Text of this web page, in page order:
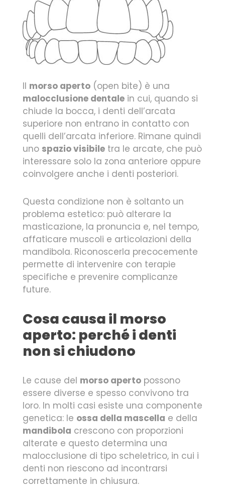
Il morso aperto (open bite) è una
malocclusione dentale in cui, quando si
chiude la bocca, i denti dell’arcata
superiore non entrano in contatto con
quelli dell’arcata inferiore. Rimane quindi
uno spazio visibile tra le arcate, che può
interessare solo la zona anteriore oppure
coinvolgere anche i denti posteriori.
Questa condizione non è soltanto un
problema estetico: può alterare la
masticazione, la pronuncia e, nel tempo,
affaticare muscoli e articolazioni della
mandibola. Riconoscerla precocemente
permette di intervenire con terapie
specifiche e prevenire complicanze
future.
Cosa causa il morso
aperto: perché i denti
non si chiudono
Le cause del morso aperto possono
essere diverse e spesso convivono tra
loro. In molti casi esiste una componente
genetica: le ossa della mascella e della
mandibola crescono con proporzioni
alterate e questo determina una
malocclusione di tipo scheletrico, in cui i
denti non riescono ad incontrarsi
correttamente in chiusura.